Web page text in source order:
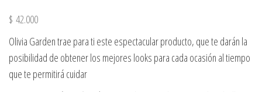
$ 42.000
Olivia Garden trae para ti este espectacular producto, que te darán la
posibilidad de obtener los mejores looks para cada ocasión al tiempo
que te permitirá cuidar